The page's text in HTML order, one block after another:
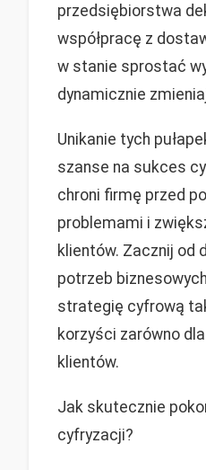
przedsiębiorstwa
współpracę z
w stanie sprostać
dynamicznie
Unikanie tych
szanse na sukces
chroni firmę przed
problemami i
klientów. Zacznij od
potrzeb
strategię cyfrową
korzyści zarówno
klientów.
Jak skutecznie
cyfryzacji?